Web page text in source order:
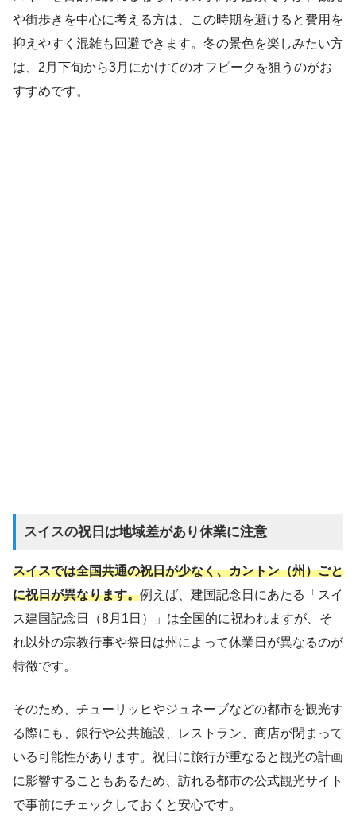
や街歩きを中心に考える方は、この時期を避けると費用を
抑えやすく混雑も回避できます。冬の景色を楽しみたい方
は、2月下旬から3月にかけてのオフピークを狙うのがお
すすめです。
スイスの祝日は地域差があり休業に注意
スイスでは全国共通の祝日が少なく、カントン（州）ごと
に祝日が異なります。例えば、建国記念日にあたる「スイ
ス建国記念日（8月1日）」は全国的に祝われますが、そ
れ以外の宗教行事や祭日は州によって休業日が異なるのが
特徴です。
そのため、チューリッヒやジュネーブなどの都市を観光す
る際にも、銀行や公共施設、レストラン、商店が閉まって
いる可能性があります。祝日に旅行が重なると観光の計画
に影響することもあるため、訪れる都市の公式観光サイト
で事前にチェックしておくと安心です。